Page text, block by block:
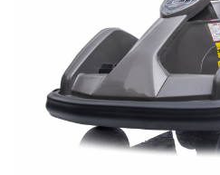
Jucarii RC cu telecomanda